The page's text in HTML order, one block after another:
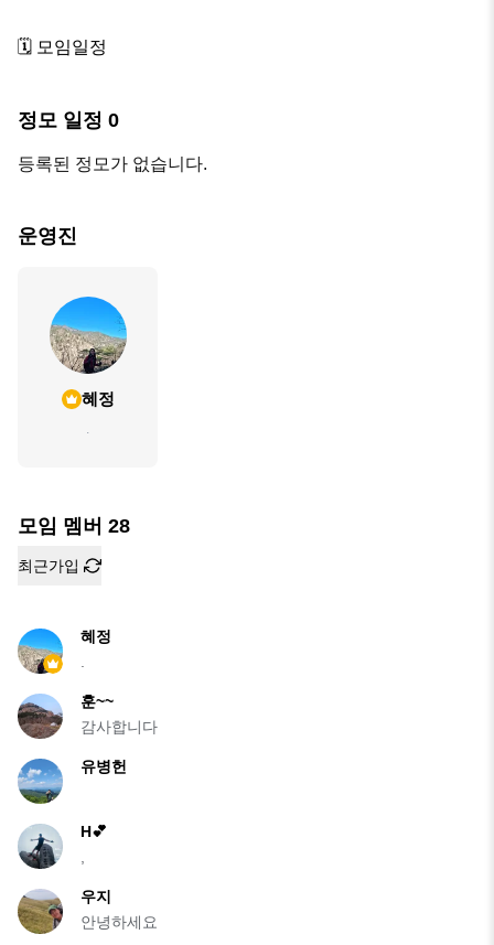
🗓 모임일정
정모 일정 0
등록된 정모가 없습니다.
운영진
혜정
모임 멤버 28
최근가입
혜정
훈~~
감사합니다
유병헌
H💕
우지
안녕하세요